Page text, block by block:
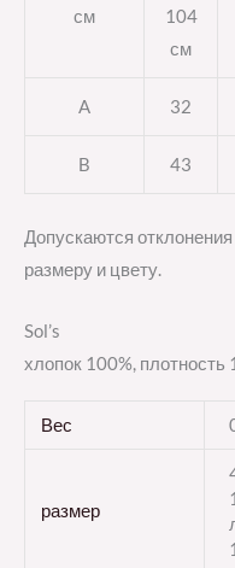
см
104
см
A 32
B 43
Допускаются
размеру и цвету.
Sol’s
хлопок 100%, плотность
Вес
размер